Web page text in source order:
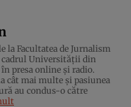
Facultatea de Jurnalism
Universității din
presa online și radio.
cât mai multe și pasiunea
au condus-o către